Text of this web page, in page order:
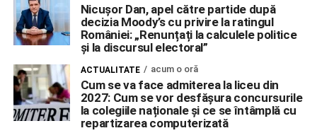
Nicușor Dan, apel către partide după
decizia Moody’s cu privire la ratingul
României: „Renunțați la calculele politice
și la discursul electoral”
ACTUALITATE acum o oră
Cum se va face admiterea la liceu din
2027: Cum se vor desfășura concursurile
la colegiile naționale și ce se întâmplă cu
repartizarea computerizată